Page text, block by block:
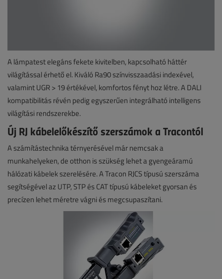
A lámpatest elegáns fekete kivitelben, kapcsolható háttér
világítással érhető el. Kiváló Ra90 színvisszaadási indexével,
valamint UGR > 19 értékével, komfortos fényt hoz létre. A DALI
kompatibilitás révén pedig egyszerűen integrálható intelligens
világítási rendszerekbe.
Új RJ kábelelőkészítő szerszámok a Tracontól
A számítástechnika térnyerésével már nemcsak a
munkahelyeken, de otthon is szükség lehet a gyengeáramú
hálózati kábelek szerelésére. A Tracon RJCS típusú szerszáma
segítségével az UTP, STP és CAT típusú kábeleket gyorsan és
precízen lehet méretre vágni és megcsupaszítani.